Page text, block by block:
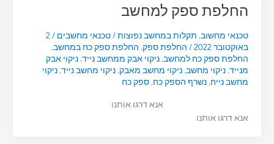
החלפת ספק למחשב
טכנאי מחשוב, תקלות במחשב נפוצות/טכנאי מחשבים /
2
באוקטובר 2022
/ החלפת ספק, החלפת ספק כח במחשב,
החלפת ספק כח למחשב, ניקוי אבק ממחשב נייד, ניקוי אבק
מנייד, ניקוי מחשב, ניקוי מחשב מאבק, ניקוי מחשב נייד, ניקוי
מחשב נייח, נשרף הספק כח, ספק כח
אנא דרגו אותנו
אנא דרגו אותנו